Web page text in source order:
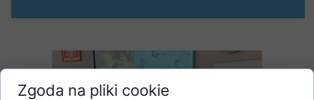
Zgoda na pliki cookie